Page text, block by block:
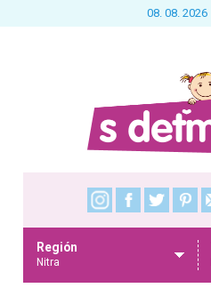
08. 08. 2026
Región
Nitra